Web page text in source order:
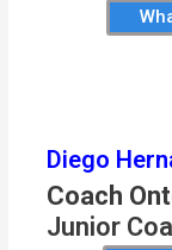
Diego
Coach
Junior